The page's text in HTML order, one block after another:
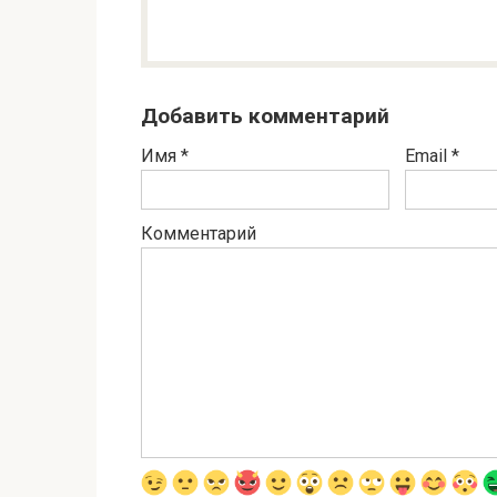
Добавить комментарий
Имя * Email *
Комментарий